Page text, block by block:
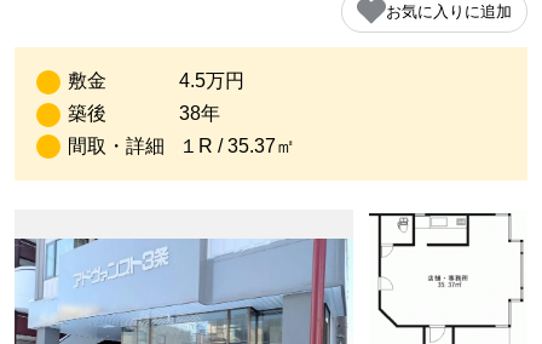
お気に入りに追加
敷金
4.5万円
築後
38年
間取・詳細
１R / 35.37㎡